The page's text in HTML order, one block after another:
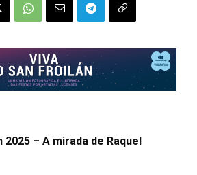
2025 – A mirada de Raquel